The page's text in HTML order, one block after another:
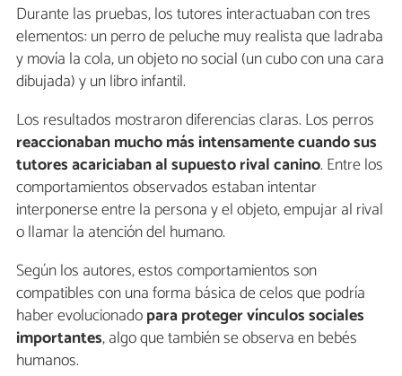
Durante las pruebas, los tutores interactuaban con tres
elementos: un perro de peluche muy realista que ladraba
y movía la cola, un objeto no social (un cubo con una cara
dibujada) y un libro infantil.
Los resultados mostraron diferencias claras. Los perros
reaccionaban mucho más intensamente cuando sus
tutores acariciaban al supuesto rival canino. Entre los
comportamientos observados estaban intentar
interponerse entre la persona y el objeto, empujar al rival
o llamar la atención del humano.
Según los autores, estos comportamientos son
compatibles con una forma básica de celos que podría
haber evolucionadopara proteger vínculos sociales
importantes, algo que también se observa en bebés
humanos.